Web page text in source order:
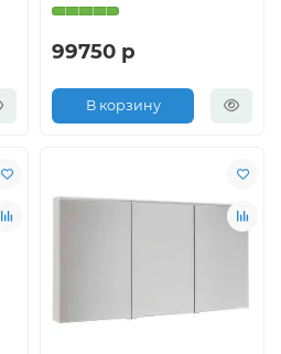
99750 р
В корзину